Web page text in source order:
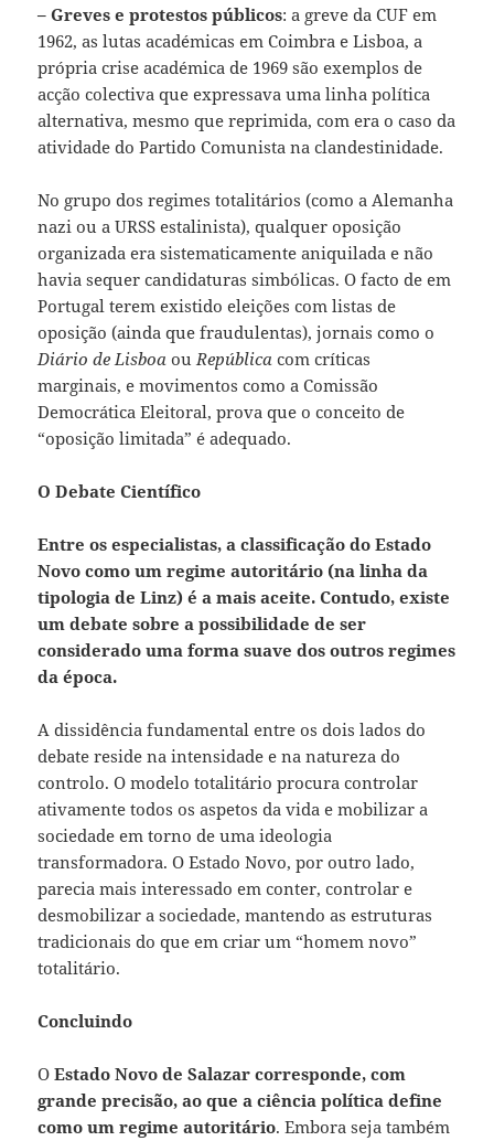
– Greves e protestos públicos: a greve da CUF em
1962, as lutas académicas em Coimbra e Lisboa, a
própria crise académica de 1969 são exemplos de
acção colectiva que expressava uma linha política
alternativa, mesmo que reprimida, com era o caso da
atividade do Partido Comunista na clandestinidade.
No grupo dos regimes totalitários (como a Alemanha
nazi ou a URSS estalinista), qualquer oposição
organizada era sistematicamente aniquilada e não
havia sequer candidaturas simbólicas. O facto de em
Portugal terem existido eleições com listas de
oposição (ainda que fraudulentas), jornais como o
Diário de Lisboa ouRepública com críticas
marginais, e movimentos como a Comissão
Democrática Eleitoral, prova que o conceito de
“oposição limitada” é adequado.
O Debate Científico
Entre os especialistas, a classificação do Estado
Novo como um regime autoritário (na linha da
tipologia de Linz) é a mais aceite. Contudo, existe
um debate sobre a possibilidade de ser
considerado uma forma suave dos outros regimes
da época.
A dissidência fundamental entre os dois lados do
debate reside na intensidade e na natureza do
controlo. O modelo totalitário procura controlar
ativamente todos os aspetos da vida e mobilizar a
sociedade em torno de uma ideologia
transformadora. O Estado Novo, por outro lado,
parecia mais interessado em conter, controlar e
desmobilizar a sociedade, mantendo as estruturas
tradicionais do que em criar um “homem novo”
totalitário.
Concluindo
OEstado Novo de Salazar corresponde, com
grande precisão, ao que a ciência política define
como um regime autoritário. Embora seja também